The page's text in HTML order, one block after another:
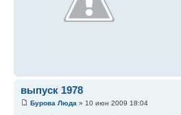
выпуск 1978
Бурова Люда » 10 июн 2009 18:04